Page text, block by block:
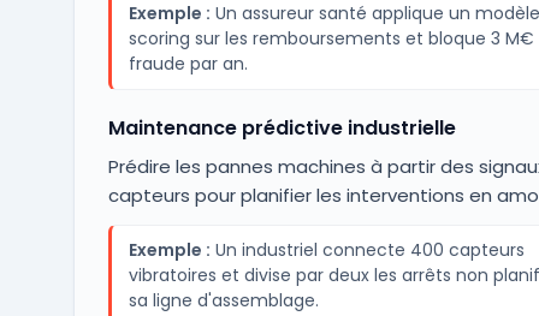
Exemple : Un assureur santé applique un
scoring sur les remboursements et bloque 3 M€
fraude par an.
Maintenance prédictive industrielle
Prédire les pannes machines à partir des
capteurs pour planifier les interventions en
Exemple : Un industriel connecte 400 capteurs
vibratoires et divise par deux les arrêts non
sa ligne d'assemblage.